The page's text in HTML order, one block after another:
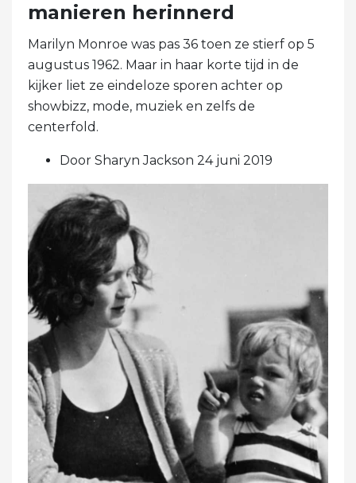
manieren herinnerd
Marilyn Monroe was pas 36 toen ze stierf op 5
augustus 1962. Maar in haar korte tijd in de
kijker liet ze eindeloze sporen achter op
showbizz, mode, muziek en zelfs de
centerfold.
Door Sharyn Jackson 24 juni 2019